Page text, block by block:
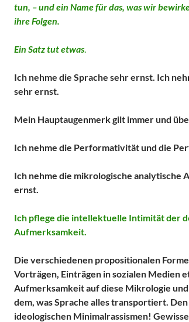
tun, – und ein Name für das, was wir
ihre Folgen.
Ein Satz tut etwas.
Ich nehme die Sprache sehr ernst. Ich
sehr ernst.
Mein Hauptaugenmerk gilt immer und
Ich nehme die Performativität und die
Ich nehme die mikrologische analytische
ernst.
Ich pflege die intellektuelle Intimität der
Aufmerksamkeit.
Die verschiedenen propositionalen
Vorträgen, Einträgen in sozialen Medien
Aufmerksamkeit auf diese Mikrologie
dem, was Sprache alles transportiert.
ideologischen Minimalrassismen!